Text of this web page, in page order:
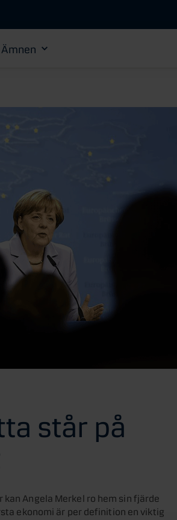
Ämnen
står på
Angela Merkel ro hem sin fjärde
ekonomi är per definition en viktig